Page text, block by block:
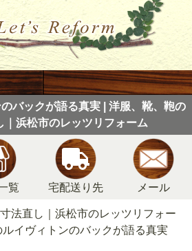
バックが語る真実 | 洋服、靴、鞄の
｜浜松市のレッツリフォーム
覧 宅配送り先 メール
法直し｜浜松市のレッツリフォー
イヴィトンのバックが語る真実